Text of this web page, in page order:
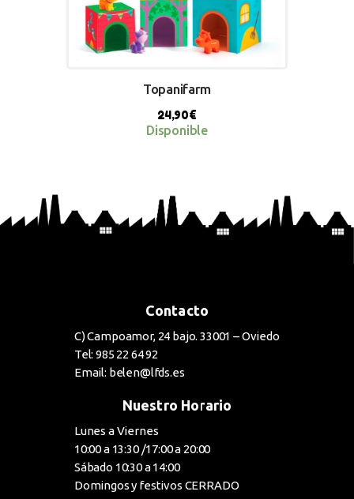
Topanifarm
24,90€
Disponible
Contacto
C) Campoamor, 24 bajo. 33001 – Oviedo
Tel: 985 22 64 92
Email: belen@lfds.es
Nuestro Horario
Lunes a Viernes
10:00 a 13:30 /17:00 a 20:00
Sábado 10:30 a 14:00
Domingos y festivos CERRADO